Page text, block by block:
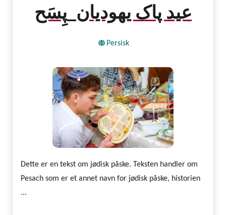
عید پاک یهودیان_پِسَح
Persisk
Dette er en tekst om jødisk påske. Teksten handler om
Pesach som er et annet navn for jødisk påske, historien
...